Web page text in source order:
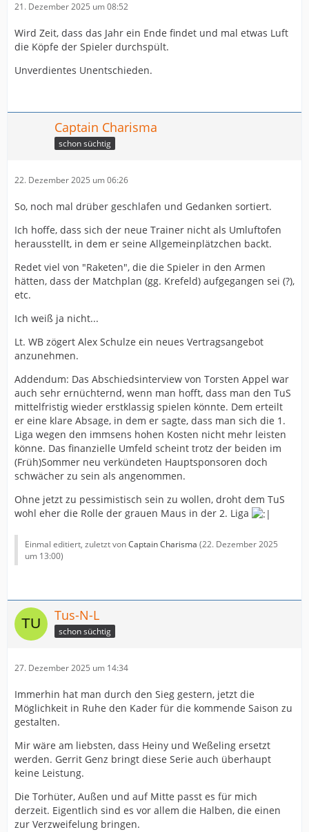
21. Dezember 2025 um 08:52
Wird Zeit, dass das Jahr ein Ende findet und mal etwas Luft
die Köpfe der Spieler durchspült.
Unverdientes Unentschieden.
Captain Charisma
schon süchtig
22. Dezember 2025 um 06:26
So, noch mal drüber geschlafen und Gedanken sortiert.
Ich hoffe, dass sich der neue Trainer nicht als Umluftofen
herausstellt, in dem er seine Allgemeinplätzchen backt.
Redet viel von "Raketen", die die Spieler in den Armen
hätten, dass der Matchplan (gg. Krefeld) aufgegangen sei (?),
etc.
Ich weiß ja nicht...
Lt. WB zögert Alex Schulze ein neues Vertragsangebot
anzunehmen.
Addendum: Das Abschiedsinterview von Torsten Appel war
auch sehr ernüchternd, wenn man hofft, dass man den TuS
mittelfristig wieder erstklassig spielen könnte. Dem erteilt
er eine klare Absage, in dem er sagte, dass man sich die 1.
Liga wegen den immsens hohen Kosten nicht mehr leisten
könne. Das finanzielle Umfeld scheint trotz der beiden im
(Früh)Sommer neu verkündeten Hauptsponsoren doch
schwächer zu sein als angenommen.
Ohne jetzt zu pessimistisch sein zu wollen, droht dem TuS
wohl eher die Rolle der grauen Maus in der 2. Liga
Einmal editiert, zuletzt vonCaptain Charisma (22. Dezember 2025
um 13:00)
Tus-N-L
schon süchtig
27. Dezember 2025 um 14:34
Immerhin hat man durch den Sieg gestern, jetzt die
Möglichkeit in Ruhe den Kader für die kommende Saison zu
gestalten.
Mir wäre am liebsten, dass Heiny und Weßeling ersetzt
werden. Gerrit Genz bringt diese Serie auch überhaupt
keine Leistung.
Die Torhüter, Außen und auf Mitte passt es für mich
derzeit. Eigentlich sind es vor allem die Halben, die einen
zur Verzweifelung bringen.